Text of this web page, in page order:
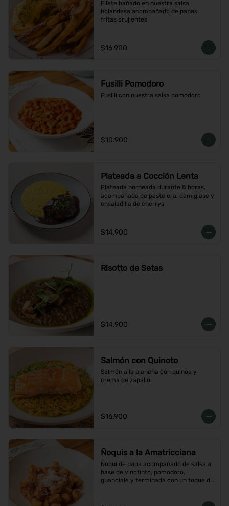
Filete bañado en nuestra salsa
holandesa,acompañado de papas
fritas crujientes
$16.900
Fusilli Pomodoro
Fusilli con nuestra salsa pomodoro
$10.900
Plateada a Cocción Lenta
Plateada horneada durante 8 horas,
acompañada de pastelera, demiglase y
ensaladilla de cherrys
$14.900
Risotto de Setas
$14.900
Salmón con Quinoto
Salmón a la plancha con quinoa y
crema de zapallo
$16.900
Ñoquis a la Amatricciana
Ñoqui de papa acompañado de salsa a
base de vinotinto, pomodoro,
guanciale y terminada con un toque de